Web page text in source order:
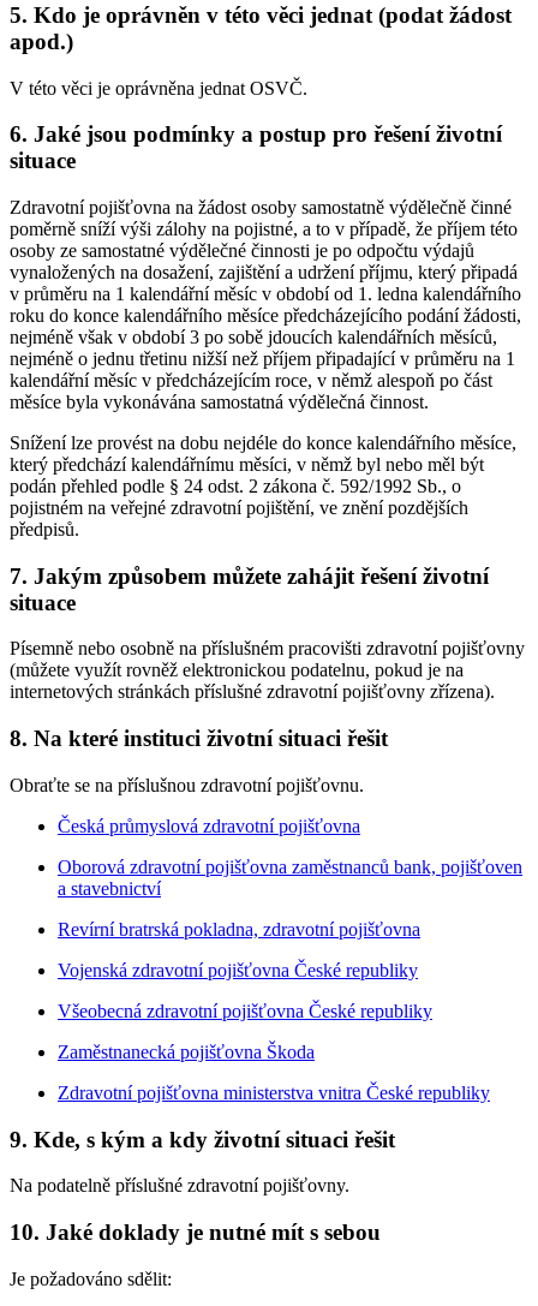
5. Kdo je oprávněn v této věci jednat (podat žádost
apod.)
V této věci je oprávněna jednat OSVČ.
6. Jaké jsou podmínky a postup pro řešení životní
situace
Zdravotní pojišťovna na žádost osoby samostatně výdělečně činné
poměrně sníží výši zálohy na pojistné, a to v případě, že příjem této
osoby ze samostatné výdělečné činnosti je po odpočtu výdajů
vynaložených na dosažení, zajištění a udržení příjmu, který připadá
v průměru na 1 kalendářní měsíc v období od 1. ledna kalendářního
roku do konce kalendářního měsíce předcházejícího podání žádosti,
nejméně však v období 3 po sobě jdoucích kalendářních měsíců,
nejméně o jednu třetinu nižší než příjem připadající v průměru na 1
kalendářní měsíc v předcházejícím roce, v němž alespoň po část
měsíce byla vykonávána samostatná výdělečná činnost.
Snížení lze provést na dobu nejdéle do konce kalendářního měsíce,
který předchází kalendářnímu měsíci, v němž byl nebo měl být
podán přehled podle § 24 odst. 2 zákona č. 592/1992 Sb., o
pojistném na veřejné zdravotní pojištění, ve znění pozdějších
předpisů.
7. Jakým způsobem můžete zahájit řešení životní
situace
Písemně nebo osobně na příslušném pracovišti zdravotní pojišťovny
(můžete využít rovněž elektronickou podatelnu, pokud je na
internetových stránkách příslušné zdravotní pojišťovny zřízena).
8. Na které instituci životní situaci řešit
Obraťte se na příslušnou zdravotní pojišťovnu.
Česká průmyslová zdravotní pojišťovna
Oborová zdravotní pojišťovna zaměstnanců bank, pojišťoven
a stavebnictví
Revírní bratrská pokladna, zdravotní pojišťovna
Vojenská zdravotní pojišťovna České republiky
Všeobecná zdravotní pojišťovna České republiky
Zaměstnanecká pojišťovna Škoda
Zdravotní pojišťovna ministerstva vnitra České republiky
9. Kde, s kým a kdy životní situaci řešit
Na podatelně příslušné zdravotní pojišťovny.
10. Jaké doklady je nutné mít s sebou
Je požadováno sdělit: